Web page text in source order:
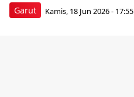
Garut Kamis, 18 Jun 2026 - 17:55